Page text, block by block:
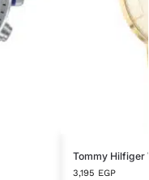
Tommy Hilfiger
3,195 EGP